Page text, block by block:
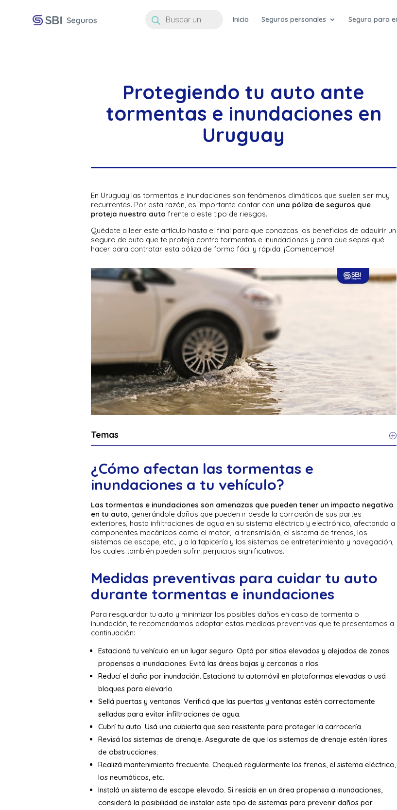
de
productos
Inicio Seguros personales Seguro para
Protegiendo tu auto ante
tormentas e inundaciones en
Uruguay
En Uruguay las tormentas e inundaciones son fenómenos climáticos que suelen ser muy
recurrentes. Por esta razón, es importante contar con una póliza de seguros que
proteja nuestro auto frente a este tipo de riesgos.
Quédate a leer este artículo hasta el final para que conozcas los beneficios de adquirir un
seguro de auto que te proteja contra tormentas e inundaciones y para que sepas qué
hacer para contratar esta póliza de forma fácil y rápida. ¡Comencemos!
Temas
¿Cómo afectan las tormentas e
inundaciones a tu vehículo?
Las tormentas e inundaciones son amenazas que pueden tener un impacto negativo
en tu auto, generándole daños que pueden ir desde la corrosión de sus partes
exteriores, hasta infiltraciones de agua en su sistema eléctrico y electrónico, afectando a
componentes mecánicos como el motor, la transmisión, el sistema de frenos, los
sistemas de escape, etc., y a la tapicería y los sistemas de entretenimiento y navegación,
los cuales también pueden sufrir perjuicios significativos.
Medidas preventivas para cuidar tu auto
durante tormentas e inundaciones
Para resguardar tu auto y minimizar los posibles daños en caso de tormenta o
inundación, te recomendamos adoptar estas medidas preventivas que te presentamos a
continuación:
Estacioná tu vehículo en un lugar seguro. Optá por sitios elevados y alejados de zonas
propensas a inundaciones. Evitá las áreas bajas y cercanas a ríos.
Reducí el daño por inundación. Estacioná tu automóvil en plataformas elevadas o usá
bloques para elevarlo.
Sellá puertas y ventanas. Verificá que las puertas y ventanas estén correctamente
selladas para evitar infiltraciones de agua.
Cubrí tu auto. Usá una cubierta que sea resistente para proteger la carrocería.
Revisá los sistemas de drenaje. Asegurate de que los sistemas de drenaje estén libres
de obstrucciones.
Realizá mantenimiento frecuente. Chequeá regularmente los frenos, el sistema eléctrico,
los neumáticos, etc.
Instalá un sistema de escape elevado. Si residís en un área propensa a inundaciones,
considerá la posibilidad de instalar este tipo de sistemas para prevenir daños por